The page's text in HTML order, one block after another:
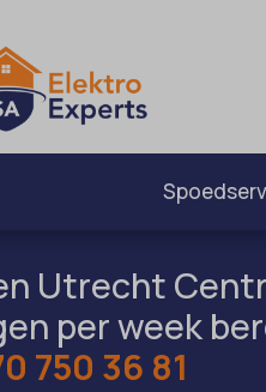
Utrecht
per week
750 36 81